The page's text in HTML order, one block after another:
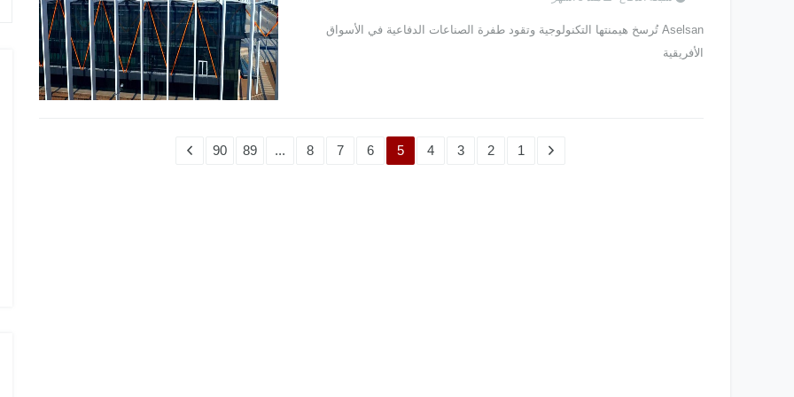
Aselsan تُرسخ هيمنتها التكنولوجية وتقود طفرة الصناعات الدفاعية في الأسواق
الأفريقية
1
2
3
4
5
6
7
8
...
89
90